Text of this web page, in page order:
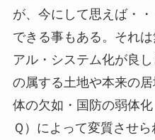
が、今にして思えば・
できる事もある。それ
アル・システム化が良
の属する土地や本来の
体の欠如・国防の弱体
Ｑ）によって変質させ